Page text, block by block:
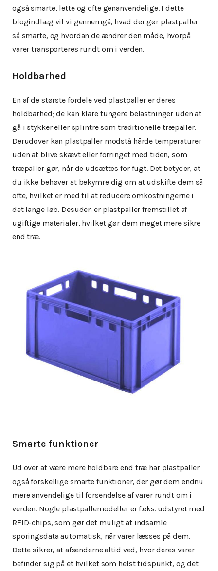
også smarte, lette og ofte genanvendelige. I dette
blogindlæg vil vi gennemgå, hvad der gør plastpaller
så smarte, og hvordan de ændrer den måde, hvorpå
varer transporteres rundt om i verden.
Holdbarhed
En af de største fordele ved plastpaller er deres
holdbarhed; de kan klare tungere belastninger uden at
gå i stykker eller splintre som traditionelle træpaller.
Derudover kan plastpaller modstå hårde temperaturer
uden at blive skævt eller forringet med tiden, som
træpaller gør, når de udsættes for fugt. Det betyder, at
du ikke behøver at bekymre dig om at udskifte dem så
ofte, hvilket er med til at reducere omkostningerne i
det lange løb. Desuden er plastpaller fremstillet af
ugiftige materialer, hvilket gør dem meget mere sikre
end træ.
Smarte funktioner
Ud over at være mere holdbare end træ har plastpaller
også forskellige smarte funktioner, der gør dem endnu
mere anvendelige til forsendelse af varer rundt om i
verden. Nogle plastpallemodeller er f.eks. udstyret med
RFID-chips, som gør det muligt at indsamle
sporingsdata automatisk, når varer læsses på dem.
Dette sikrer, at afsenderne altid ved, hvor deres varer
befinder sig på et hvilket som helst tidspunkt, og det